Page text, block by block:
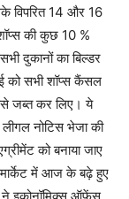
विपरित 14 और 16
शॉप्स की कुछ 10 %
दुकानों का बिल्डर
को सभी शॉप्स कैंसल
जब्त कर लिए। ये
नोटिस भेजा की
को बनाया जाए
में आज के बढ़े हुए